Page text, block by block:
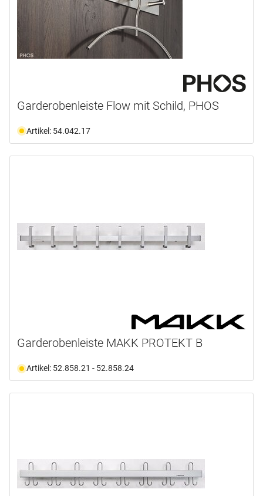
Garderobenleiste Flow mit Schild, PHOS
Artikel: 54.042.17
Garderobenleiste MAKK PROTEKT B
Artikel: 52.858.21 - 52.858.24